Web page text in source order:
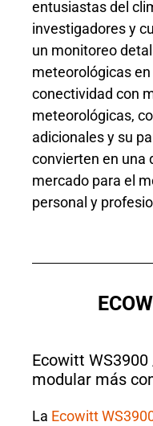
entusiastas del
investigadores y
un monitoreo
meteorológicas
conectividad con
meteorológicas,
adicionales y su
convierten en una
mercado para el
personal y
Ecowitt
modular más
La Ecowitt